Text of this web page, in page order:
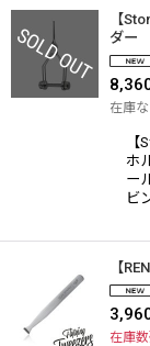
【
ダー
在庫
ホ
ー
ビ
【
在庫